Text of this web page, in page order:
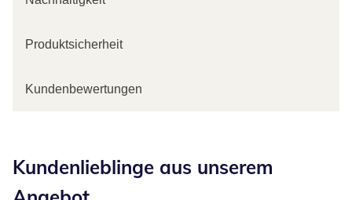
Produktsicherheit
Kundenbewertungen
Kundenlieblinge aus unserem